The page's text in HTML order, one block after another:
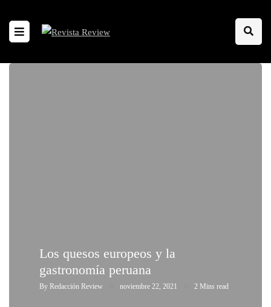
Los quesos europeos y la
gastronomía peruana
By Redacción Review noviembre 22, 2021 2 Mins read